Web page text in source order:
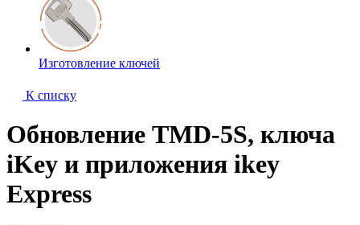
Изготовление ключей
К списку
Обновление TMD-5S, ключа
iKey и приложения ikey
Express